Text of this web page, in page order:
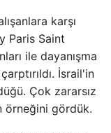
karşı
Paris Saint
ile dayanışma
İsrail'in
Çok zararsız
örneğini gördük.